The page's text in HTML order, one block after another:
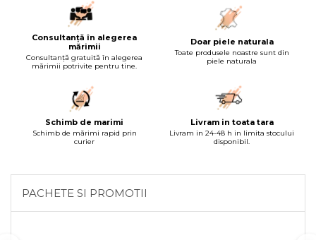
Consultanță în alegerea
mărimii
Consultanță gratuită în alegerea
mărimii potrivite pentru tine.
Doar piele naturala
Toate produsele noastre sunt din
piele naturala
Schimb de marimi
Schimb de mărimi rapid prin
curier
Livram in toata tara
Livram in 24-48 h in limita stocului
disponibil.
PACHETE SI PROMOTII